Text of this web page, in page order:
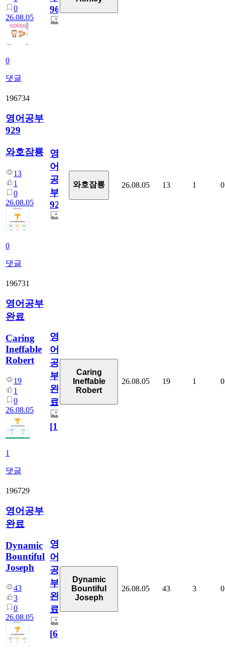
0
26.08.05
0
댓글
96
196734
영어공부
929
와호잠룡
13
1
0
26.08.05
0
댓글
영
어
공
부
929
와호잠룡 26.08.05 13 1 0
196731
영어공부
완료
Caring
Ineffable
Robert
19
1
0
26.08.05
1
댓글
영
어
공
부
완
료
[1]
Caring
Ineffable
Robert
26.08.05 19 1 0
196729
영어공부
완료
Dynamic
Bountiful
Joseph
43
3
0
26.08.05
영
어
공
부
완
료
[6]
Dynamic
Bountiful
Joseph
26.08.05 43 3 0